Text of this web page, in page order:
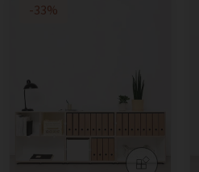
-33%